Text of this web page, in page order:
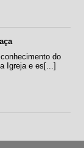
do
Igreja e es[...]